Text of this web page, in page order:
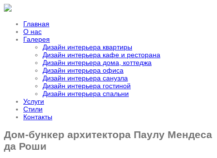
Главная
О нас
Галерея
Дизайн интерьера квартиры
Дизайн интерьера кафе и ресторана
Дизайн интерьера дома, коттеджа
Дизайн интерьера офиса
Дизайн интерьера санузла
Дизайн интерьера гостиной
Дизайн интерьера спальни
Услуги
Стили
Контакты
Дом-бункер архитектора Паулу Мендеса
да Роши